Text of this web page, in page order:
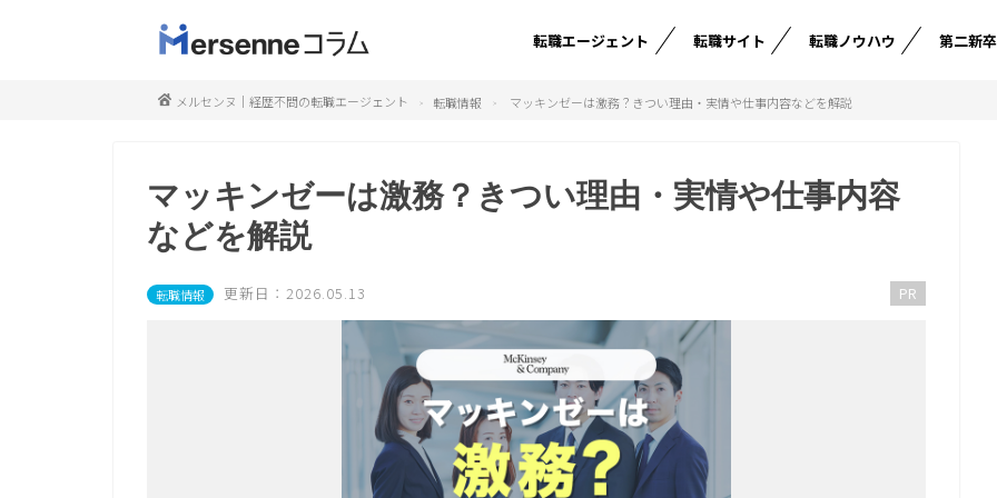
転職エージェント 転職サイト 転職ノウハウ 第二新卒
メルセンヌ｜経歴不問の転職エージェント 転職情報 マッキンゼーは激務？きつい理由・実情や仕事内容などを解説
マッキンゼーは激務？きつい理由・実情や仕事内容
などを解説
転職情報 更新日：2026.05.13 PR